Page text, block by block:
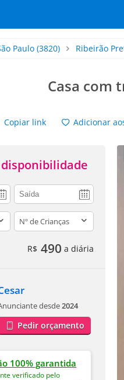
Paulo(3820) Ribeirão
Casa com
Copiar link
Adicionar
disponibilidade
children
R$ 490 a diária
desde2024
Pedir orçamento
100% garantida
verificado pelo